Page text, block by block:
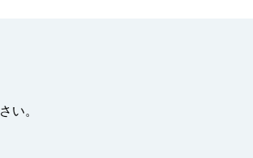
い。